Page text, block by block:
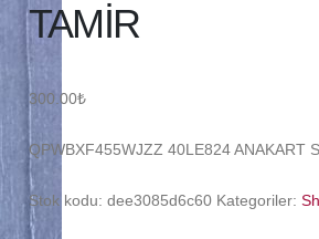
TAMİR
300.00₺
QPWBXF455WJZZ 40LE824 ANAKART
Stok kodu: dee3085d6c60 Kategoriler: